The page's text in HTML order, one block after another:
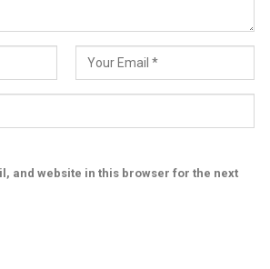
and website in this browser for the next